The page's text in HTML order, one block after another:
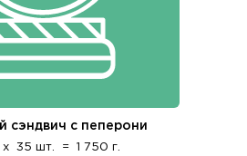
сэндвич с пеперони
x 35 шт. = 1 750 г.